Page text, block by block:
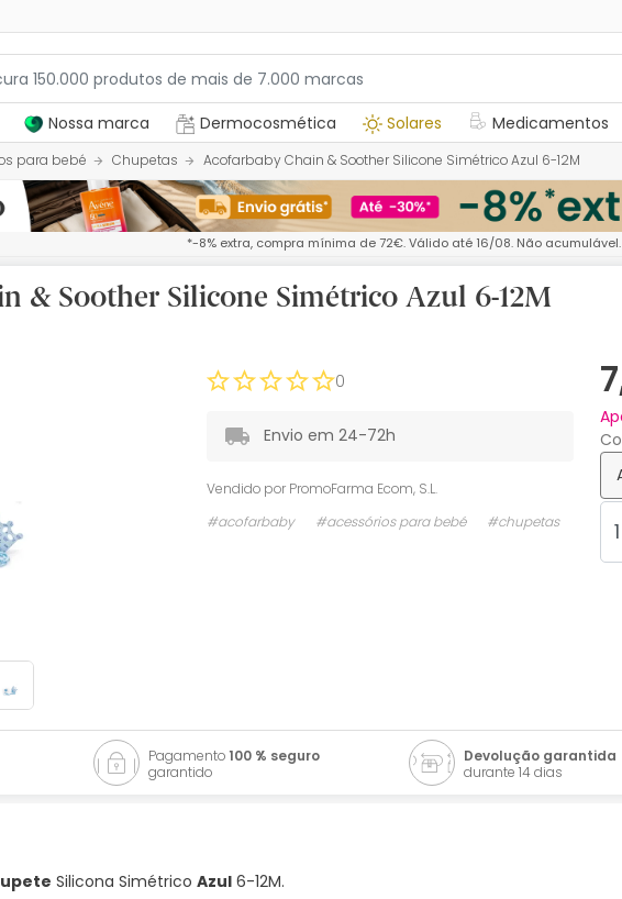
Nossa marca Dermocosmética Solares Medicamentos
para bebé Chupetas Acofarbaby Chain & Soother Silicone Simétrico Azul 6-12M
*-8% extra, compra mínima de 72€. Válido até 16/08. Não acumulável.
& Soother Silicone Simétrico Azul 6-12M
0
Envio em 24-72h
Vendido por PromoFarma Ecom, S.L.
#acofarbaby
#acessórios para bebé #chupetas
Pagamento100 % seguro
garantido
Devolução garantida
durante 14 dias
Silicona Simétrico Azul 6-12M.